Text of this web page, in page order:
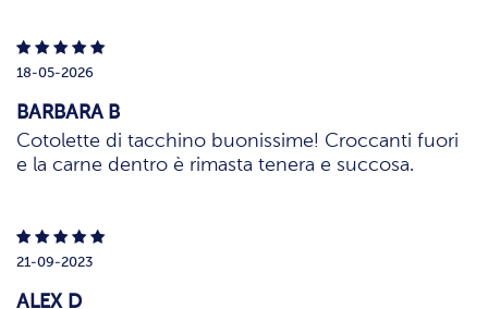
18-05-2026
BARBARA B
Cotolette di tacchino buonissime! Croccanti fuori
e la carne dentro è rimasta tenera e succosa.
21-09-2023
ALEX D